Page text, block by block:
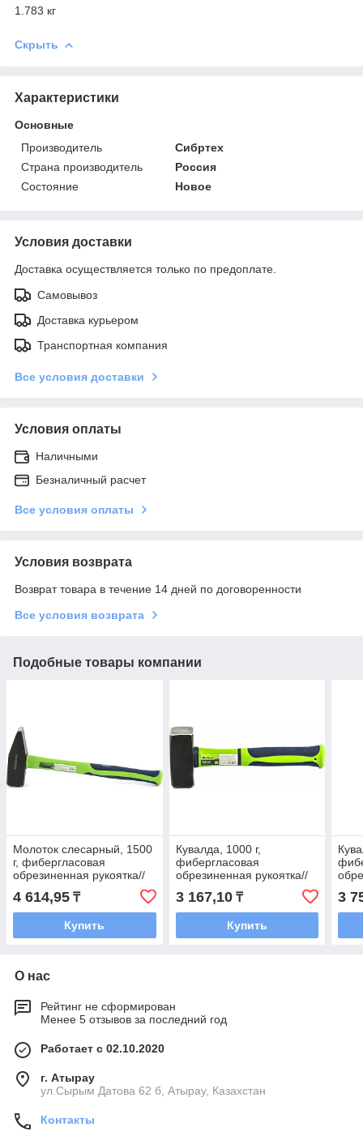
1.783 кг
Скрыть
Характеристики
Основные
Производитель
Сибртех
Страна производитель
Россия
Состояние
Новое
Условия доставки
Доставка осуществляется только по предоплате.
Самовывоз
Доставка курьером
Транспортная компания
Все условия доставки
Условия оплаты
Наличными
Безналичный расчет
Все условия оплаты
Условия возврата
Возврат товара в течение 14 дней по договоренности
Все условия возврата
Подобные товары компании
Молоток слесарный, 1500
г, фибергласовая
обрезиненная рукоятка//
4 614,95 ₸
Купить
Кувалда, 1000 г,
фибергласовая
обрезиненная рукоятка//
3 167,10₸
Купить
3
О нас
Рейтинг не сформирован
Менее 5 отзывов за последний год
Работает с 02.10.2020
г. Атырау
ул.Сырым Датова 62 б, Атырау, Казахстан
Контакты